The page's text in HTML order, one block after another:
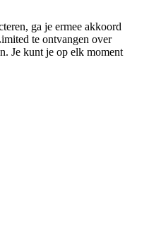
ga je ermee akkoord
te ontvangen over
Je kunt je op elk moment